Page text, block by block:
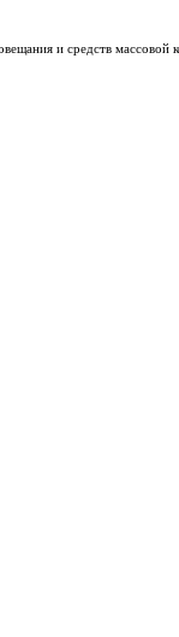
и средств